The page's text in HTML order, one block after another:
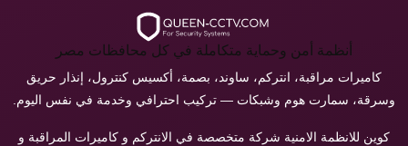
أنظمة أمن وحماية متكاملة في كل محافظات مصر
كاميرات مراقبة، انتركم، ساوند، بصمة، أكسيس كنترول، إنذار حريق
وسرقة، سمارت هوم وشبكات — تركيب احترافي وخدمة في نفس اليوم.
كوين للانظمة الامنية شركة متخصصة في الانتركم و كاميرات المراقبة و